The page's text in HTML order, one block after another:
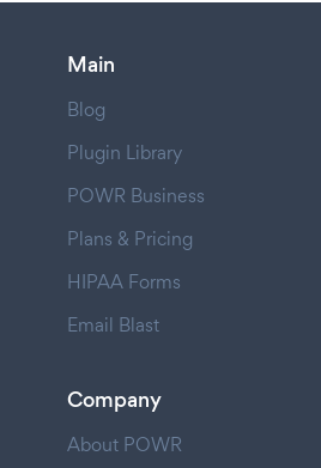
Main
Blog
Plugin Library
POWR Business
Plans & Pricing
HIPAA Forms
Email Blast
Company
About POWR